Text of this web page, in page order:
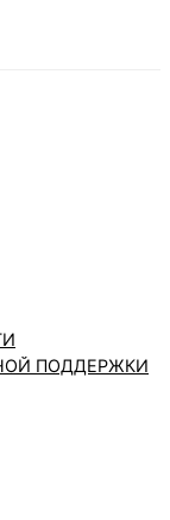
ПОДДЕРЖКИ